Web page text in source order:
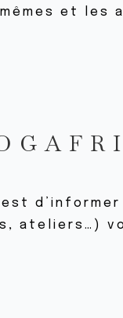
et les
ateliers…)